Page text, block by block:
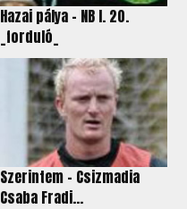
Hazai pálya - NB I. 20.
_forduló_
Szerintem - Csizmadia
Csaba Fradi...